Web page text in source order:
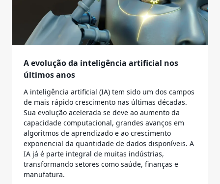
A evolução da inteligência artificial nos
últimos anos
A inteligência artificial (IA) tem sido um dos campos
de mais rápido crescimento nas últimas décadas.
Sua evolução acelerada se deve ao aumento da
capacidade computacional, grandes avanços em
algoritmos de aprendizado e ao crescimento
exponencial da quantidade de dados disponíveis. A
IA já é parte integral de muitas indústrias,
transformando setores como saúde, finanças e
manufatura.